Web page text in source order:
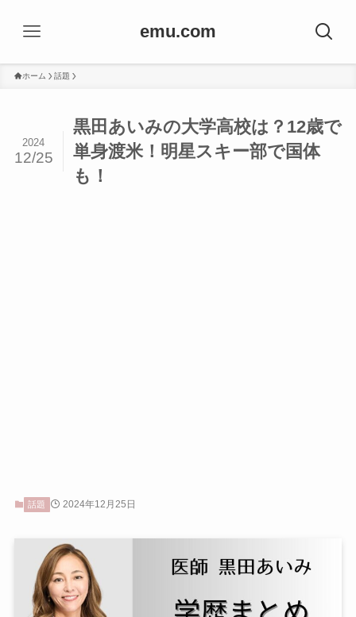
emu.com
ホーム 話題
黒田あいみの大学高校は？12歳で
単身渡米！明星スキー部で国体
も！
2024
12/25
話題 2024年12月25日